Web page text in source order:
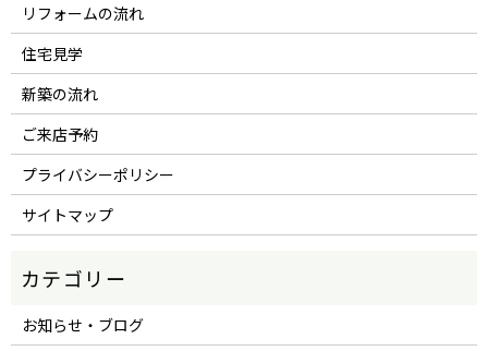
リフォームの流れ
住宅見学
新築の流れ
ご来店予約
プライバシーポリシー
サイトマップ
お知らせ・ブログ